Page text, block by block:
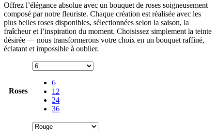
Offrez l’élégance absolue avec un bouquet de roses soigneusement
composé par notre fleuriste. Chaque création est réalisée avec les
plus belles roses disponibles, sélectionnées selon la saison, la
fraîcheur et l’inspiration du moment. Choisissez simplement la teinte
désirée — nous transformerons votre choix en un bouquet raffiné,
éclatant et impossible à oublier.
Roses
6
12
24
36